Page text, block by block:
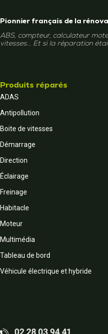
Pionnier français de la
ABS, compteur, calculateur
vitesses... Et si la réparation
Produits réparés
ADAS
Antipollution
Boite de vitesses
Démarrage
Direction
Éclairage
Freinage
Habitacle
Moteur
Multimédia
Tableau de bord
Véhicule électrique et hybride